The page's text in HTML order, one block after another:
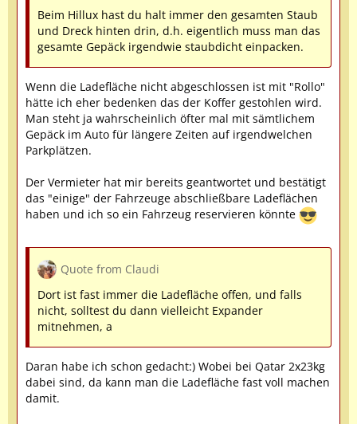
Beim Hillux hast du halt immer den gesamten Staub
und Dreck hinten drin, d.h. eigentlich muss man das
gesamte Gepäck irgendwie staubdicht einpacken.
Wenn die Ladefläche nicht abgeschlossen ist mit "Rollo"
hätte ich eher bedenken das der Koffer gestohlen wird.
Man steht ja wahrscheinlich öfter mal mit sämtlichem
Gepäck im Auto für längere Zeiten auf irgendwelchen
Parkplätzen.
Der Vermieter hat mir bereits geantwortet und bestätigt
das "einige" der Fahrzeuge abschließbare Ladeflächen
haben und ich so ein Fahrzeug reservieren könnte
Quote from Claudi
Dort ist fast immer die Ladefläche offen, und falls
nicht, solltest du dann vielleicht Expander
mitnehmen, a
Daran habe ich schon gedacht:) Wobei bei Qatar 2x23kg
dabei sind, da kann man die Ladefläche fast voll machen
damit.